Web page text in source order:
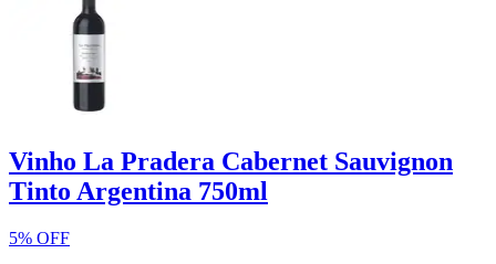
Vinho La Pradera Cabernet Sauvignon
Tinto Argentina 750ml
5% OFF